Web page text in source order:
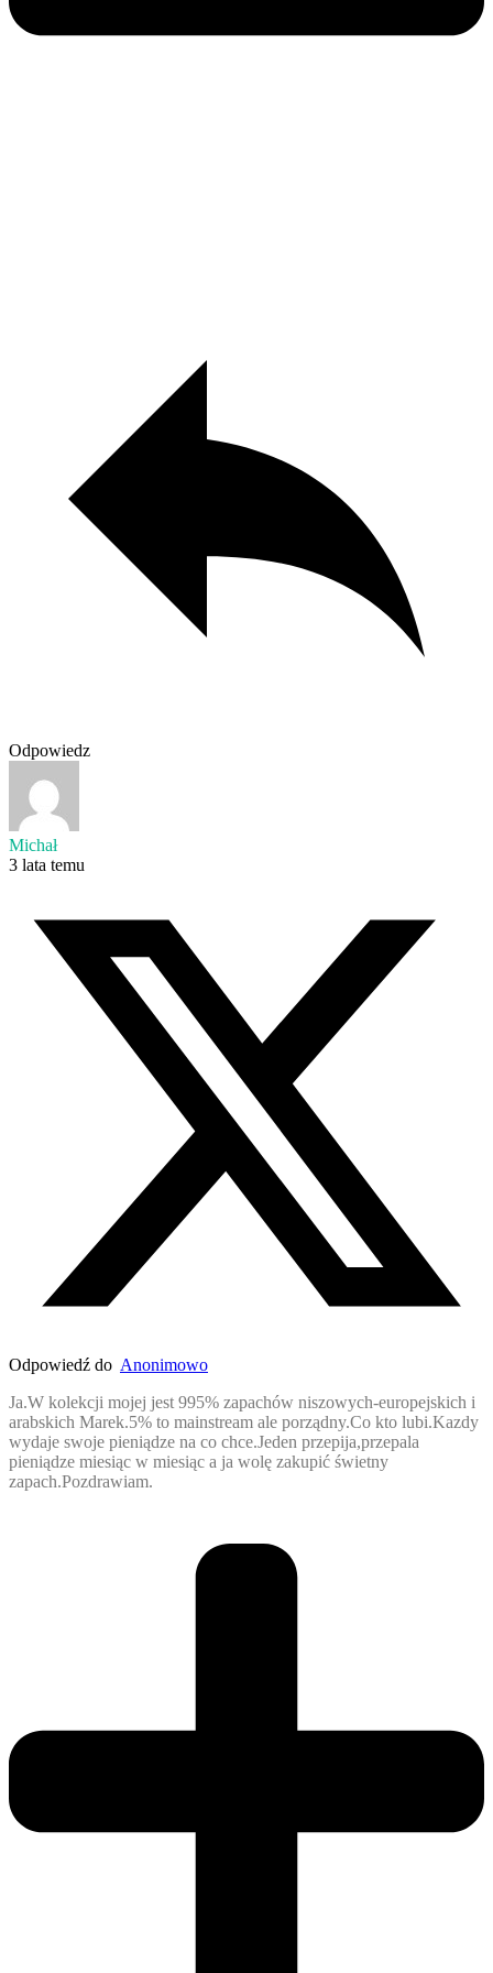
Odpowiedz
Michał
3 lata temu
Odpowiedź do Anonimowo
Ja.W kolekcji mojej jest 995% zapachów niszowych-europejskich i
arabskich Marek.5% to mainstream ale porządny.Co kto lubi.Kazdy
wydaje swoje pieniądze na co chce.Jeden przepija,przepala
pieniądze miesiąc w miesiąc a ja wolę zakupić świetny
zapach.Pozdrawiam.